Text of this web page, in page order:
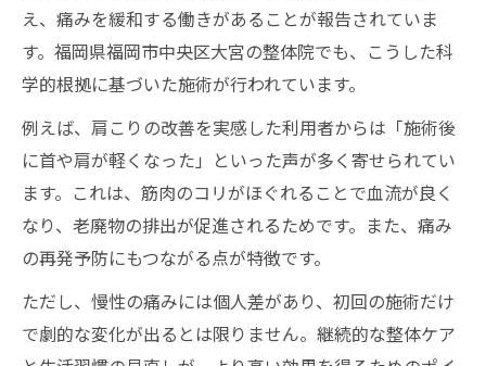
え、痛みを緩和する働きがあることが報告されていま
す。福岡県福岡市中央区大宮の整体院でも、こうした科
学的根拠に基づいた施術が行われています。
例えば、肩こりの改善を実感した利用者からは「施術後
に首や肩が軽くなった」といった声が多く寄せられてい
ます。これは、筋肉のコリがほぐれることで血流が良く
なり、老廃物の排出が促進されるためです。また、痛み
の再発予防にもつながる点が特徴です。
ただし、慢性の痛みには個人差があり、初回の施術だけ
で劇的な変化が出るとは限りません。継続的な整体ケア